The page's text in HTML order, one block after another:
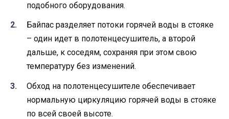
подобного оборудования.
Байпас разделяет потоки горячей воды в стояке
– один идет в полотенцесушитель, а второй
дальше, к соседям, сохраняя при этом свою
температуру без изменений.
Обход на полотенцесушителе обеспечивает
нормальную циркуляцию горячей воды в стояке
по всей своей высоте.